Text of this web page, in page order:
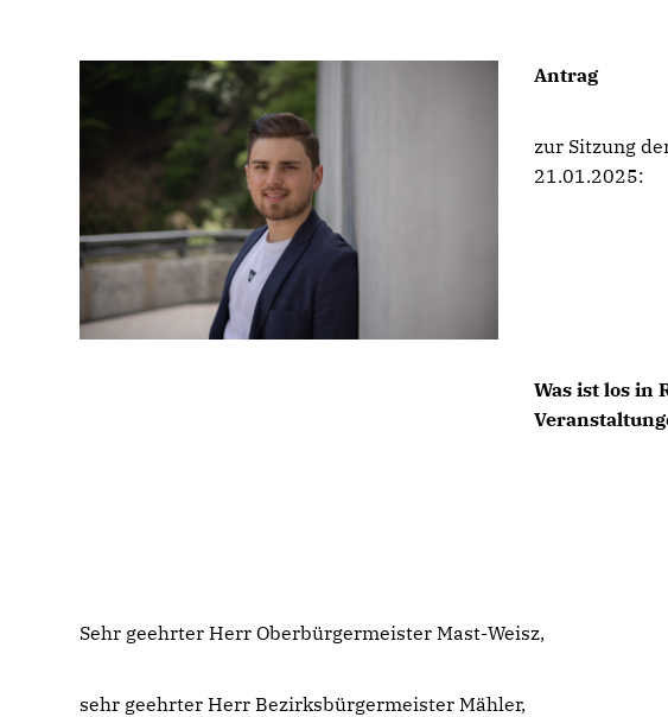
Antrag
zur Sitzung
21.01.2025:
Was ist los in
Sehr geehrter Herr Oberbürgermeister Mast-Weisz,
sehr geehrter Herr Bezirksbürgermeister Mähler,